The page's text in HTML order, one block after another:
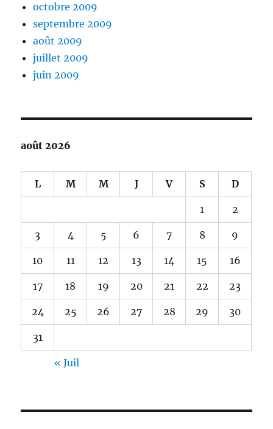
octobre 2009
septembre 2009
août 2009
juillet 2009
juin 2009
août 2026
L M M J V S D
1 2
3 4 5 6 7 8 9
10 11 12 13 14 15 16
17 18 19 20 21 22 23
24 25 26 27 28 29 30
31
« Juil